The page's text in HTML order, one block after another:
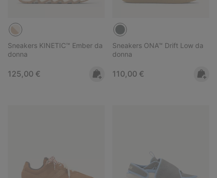
Sneakers KINETIC™ Ember da
donna
Regular price:
125,00 €
Sneakers ONA™ Drift Low da
donna
Regular price:
110,00 €